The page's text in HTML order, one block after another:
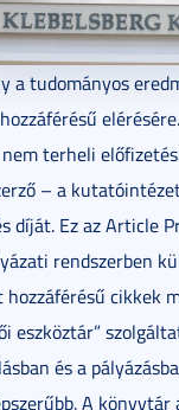
a tudományos
terheli
– a
díját. Ez az Article
rendszerben
cikkek
eszköztár”
és a
A könyvtár